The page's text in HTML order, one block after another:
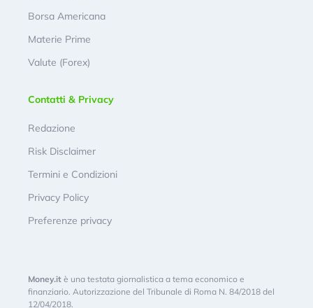
Borsa Americana
Materie Prime
Valute (Forex)
Contatti & Privacy
Redazione
Risk Disclaimer
Termini e Condizioni
Privacy Policy
Preferenze privacy
Money.it è una testata giornalistica a tema economico e
finanziario. Autorizzazione del Tribunale di Roma N. 84/2018 del
12/04/2018.